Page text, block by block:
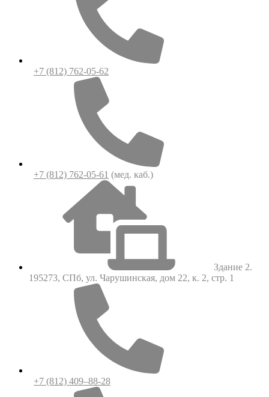
+7 (812) 762-05-62
+7 (812) 762-05-61 (мед. каб.)
Здание 2.
195273, СПб, ул. Чарушинская, дом 22, к. 2, стр. 1
+7 (812) 409–88-28